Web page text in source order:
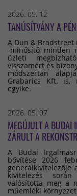
2026. 05. 12
TANÚSÍTVÁNY A
A Dun &
-minősítő minden
üzleti
visszamért és
módszertan
Grabarics Kft. is,
egyike.
2026. 05. 07
MEGÚJULT A BUDAI
ZÁRULT A
A Budai
bővítése 2026
generálkivitelezője
kivitelezés során
valósította meg a
műemléki